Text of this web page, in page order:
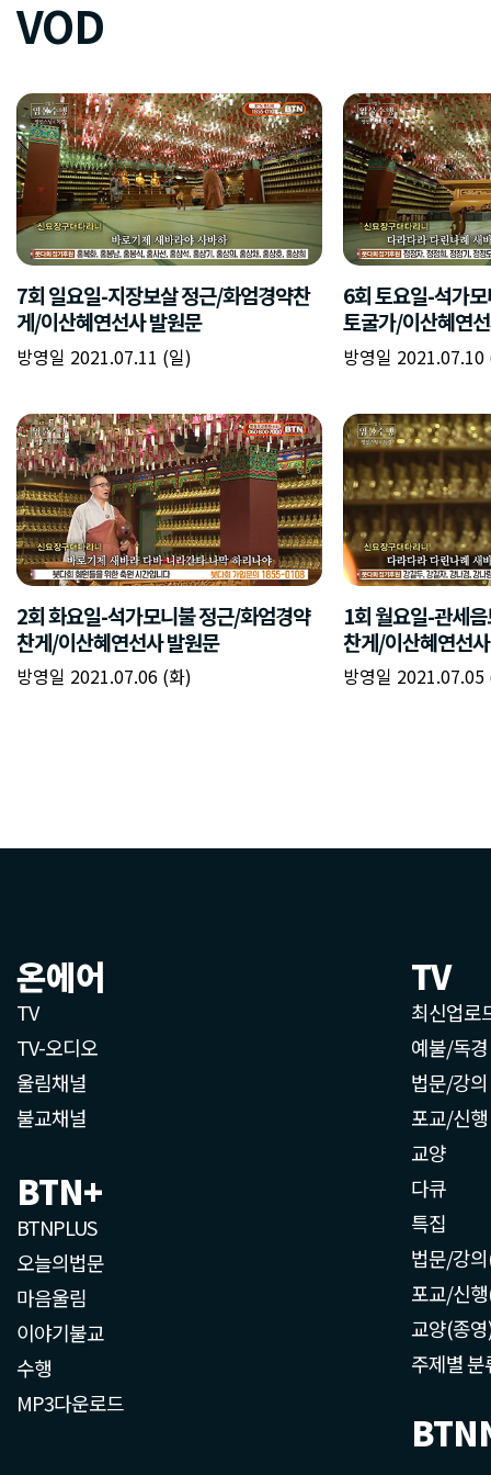
VOD
7회 일요일-지장보살 정근/화엄경약찬
게/이산혜연선사 발원문
방영일 2021.07.11 (일)
6회 토요일-석가
토굴가/이산혜연
방영일 2021.07.10
2회 화요일-석가모니불 정근/화엄경약
찬게/이산혜연선사 발원문
방영일 2021.07.06 (화)
1회 월요일-관세
찬게/이산혜연선
방영일 2021.07.05
온에어
TV
TV-오디오
울림채널
불교채널
BTN+
BTNPLUS
오늘의법문
마음울림
이야기불교
수행
MP3다운로드
TV
최신업로
예불/독경
법문/강의
포교/신행
교양
다큐
특집
법문/강
포교/신
교양(종
주제별 분